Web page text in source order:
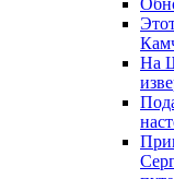
На